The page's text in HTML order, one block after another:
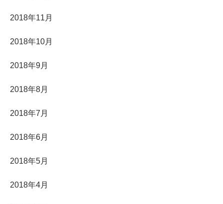
2018年11月
2018年10月
2018年9月
2018年8月
2018年7月
2018年6月
2018年5月
2018年4月